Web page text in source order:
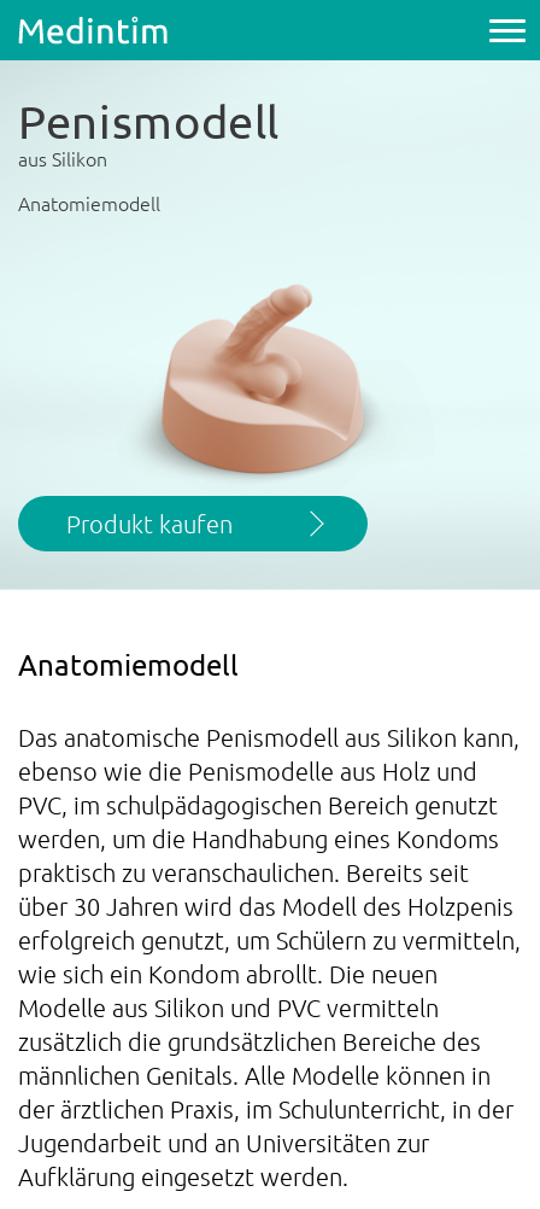
Penismodell
aus Silikon
Anatomiemodell
Produkt kaufen
Anatomiemodell
Das anatomische Penismodell aus Silikon kann,
ebenso wie die Penismodelle aus Holz und
PVC, im schulpädagogischen Bereich genutzt
werden, um die Handhabung eines Kondoms
praktisch zu veranschaulichen. Bereits seit
über 30 Jahren wird das Modell des Holzpenis
erfolgreich genutzt, um Schülern zu vermitteln,
wie sich ein Kondom abrollt. Die neuen
Modelle aus Silikon und PVC vermitteln
zusätzlich die grundsätzlichen Bereiche des
männlichen Genitals. Alle Modelle können in
der ärztlichen Praxis, im Schulunterricht, in der
Jugendarbeit und an Universitäten zur
Aufklärung eingesetzt werden.